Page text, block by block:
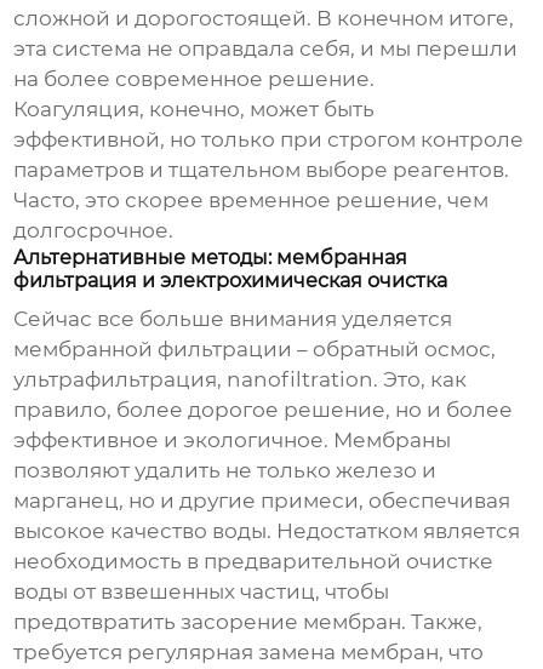
сложной и дорогостоящей. В конечном итоге,
эта система не оправдала себя, и мы перешли
на более современное решение.
Коагуляция, конечно, может быть
эффективной, но только при строгом контроле
параметров и тщательном выборе реагентов.
Часто, это скорее временное решение, чем
долгосрочное.
Альтернативные методы: мембранная
фильтрация и электрохимическая очистка
Сейчас все больше внимания уделяется
мембранной фильтрации – обратный осмос,
ультрафильтрация, nanofiltration. Это, как
правило, более дорогое решение, но и более
эффективное и экологичное. Мембраны
позволяют удалить не только железо и
марганец, но и другие примеси, обеспечивая
высокое качество воды. Недостатком является
необходимость в предварительной очистке
воды от взвешенных частиц, чтобы
предотвратить засорение мембран. Также,
требуется регулярная замена мембран, что